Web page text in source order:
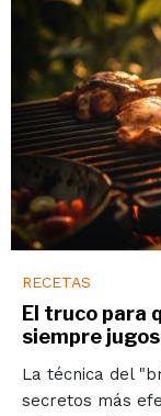
RECETAS
El truco para
siempre
La técnica del
secretos más